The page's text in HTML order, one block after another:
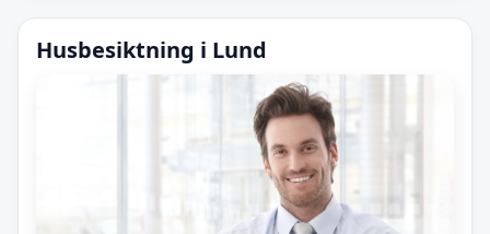
Husbesiktning i Lund